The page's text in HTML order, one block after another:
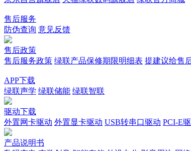
售后服务
防伪查询 意见反馈
售后政策
售后服务政策 绿联产品保修期限明细表 提建议给售
APP下载
绿联声学 绿联储能 绿联智联
驱动下载
外置网卡驱动 外置显卡驱动 USB转串口驱动 PCI-E
产品说明书